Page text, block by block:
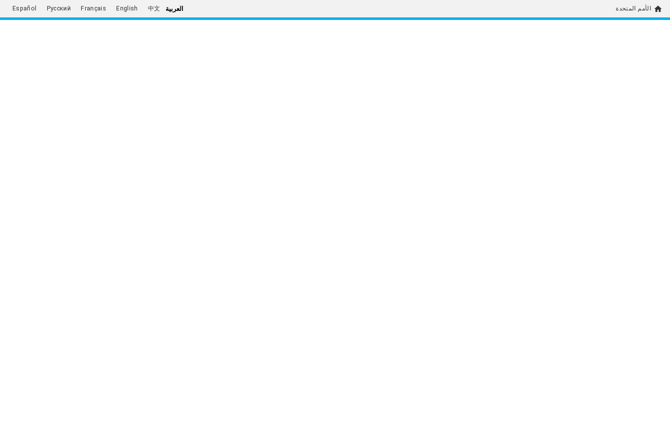
home الأمم المتحدة العربية 中文
English
Français
Русский
Español